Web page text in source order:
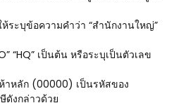
ระบุข้อความคำว่า “สำนักงานใหญ่”
“HQ” เป็นต้น หรือระบุเป็นตัวเลข
าหลัก (00000) เป็นรหัสของ
ดังกล่าวด้วย